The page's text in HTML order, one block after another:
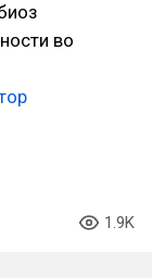
во
1.9K